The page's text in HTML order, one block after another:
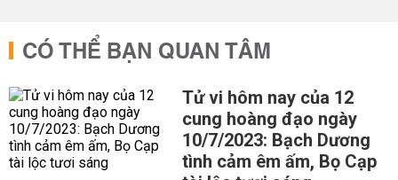
CÓ THỂ BẠN QUAN TÂM
Tử vi hôm nay của 12
cung hoàng đạo ngày
10/7/2023: Bạch Dương
tình cảm êm ấm, Bọ Cạp